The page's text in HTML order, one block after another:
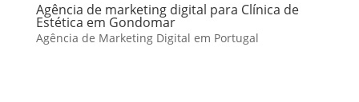
Agência de marketing digital para Clínica de
Estética em Gondomar
Agência de Marketing Digital em Portugal